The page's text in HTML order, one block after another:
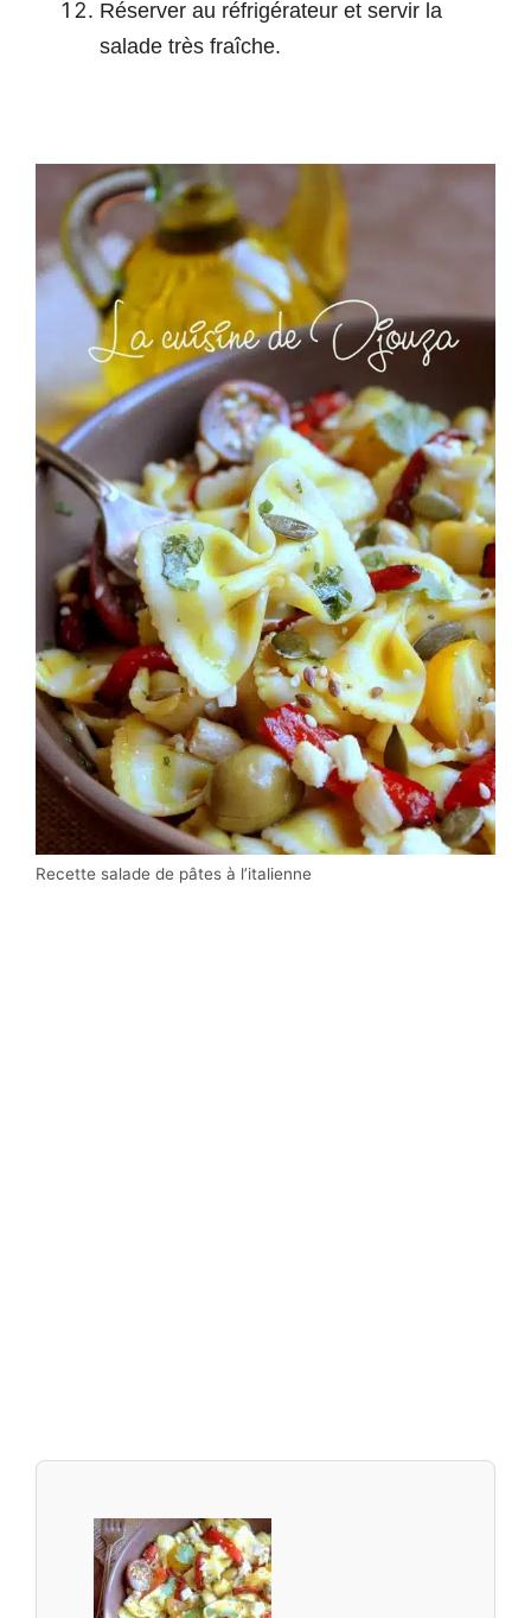
Réserver au réfrigérateur et servir la
salade très fraîche.
Recette salade de pâtes à l’italienne